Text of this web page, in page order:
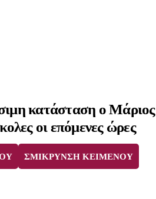
κατάσταση ο Μάριος
οι επόμενες ώρες
ΣΜΙΚΡΥΝΣΗ ΚΕΙΜΕΝΟΥ